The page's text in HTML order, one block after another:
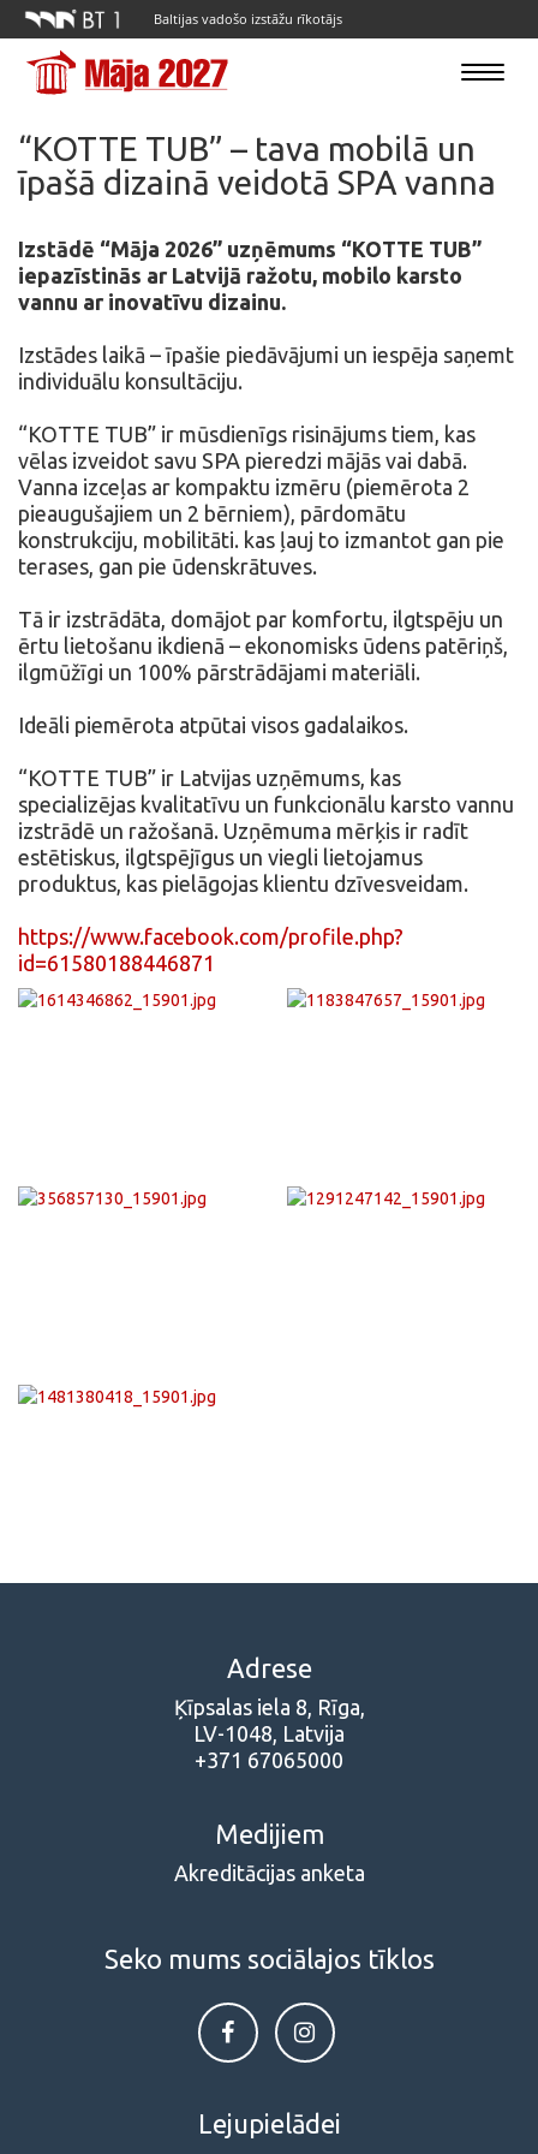
Baltijas vadošo izstāžu rīkotājs
Toggle
“KOTTE TUB” – tava mobilā un
īpašā dizainā veidotā SPA vanna
Izstādē “Māja 2026” uzņēmums “KOTTE TUB”
iepazīstinās ar Latvijā ražotu, mobilo karsto
vannu ar inovatīvu dizainu.
Izstādes laikā – īpašie piedāvājumi un iespēja saņemt
individuālu konsultāciju.
“KOTTE TUB” ir mūsdienīgs risinājums tiem, kas
vēlas izveidot savu SPA pieredzi mājās vai dabā.
Vanna izceļas ar kompaktu izmēru (piemērota 2
pieaugušajiem un 2 bērniem), pārdomātu
konstrukciju, mobilitāti. kas ļauj to izmantot gan pie
terases, gan pie ūdenskrātuves.
Tā ir izstrādāta, domājot par komfortu, ilgtspēju un
ērtu lietošanu ikdienā – ekonomisks ūdens patēriņš,
ilgmūžīgi un 100% pārstrādājami materiāli.
Ideāli piemērota atpūtai visos gadalaikos.
“KOTTE TUB” ir Latvijas uzņēmums, kas
specializējas kvalitatīvu un funkcionālu karsto vannu
izstrādē un ražošanā. Uzņēmuma mērķis ir radīt
estētiskus, ilgtspējīgus un viegli lietojamus
produktus, kas pielāgojas klientu dzīvesveidam.
https://www.facebook.com/profile.php?
id=61580188446871
Adrese
Ķīpsalas iela 8, Rīga,
LV-1048, Latvija
+371 67065000
Medijiem
Akreditācijas anketa
Seko mums sociālajos tīklos
Lejupielādei